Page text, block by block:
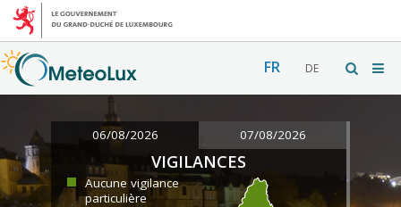
FR DE
06/08/2026 07/08/2026
VIGILANCES
Aucune vigilance
particulière